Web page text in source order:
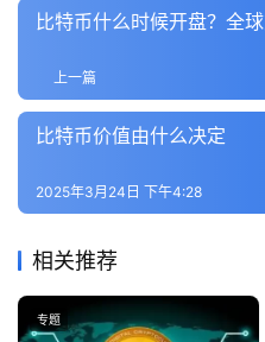
科
比特币什么时候开盘？全
上一篇
比特币价值由什么决定
2025年3月24日 下午4:28
相关推荐
专题